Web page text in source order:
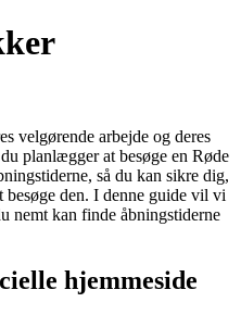
velgørende arbejde og deres
planlægger at besøge en Røde
så du kan sikre dig,
besøge den. I denne guide vil vi
nemt kan finde åbningstiderne
hjemmeside